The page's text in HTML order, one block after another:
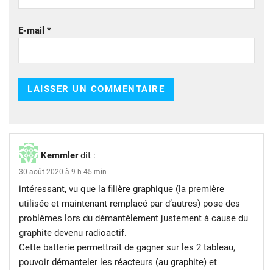
E-mail *
Kemmler dit :
30 août 2020 à 9 h 45 min
intéressant, vu que la filière graphique (la première
utilisée et maintenant remplacé par d’autres) pose des
problèmes lors du démantèlement justement à cause du
graphite devenu radioactif.
Cette batterie permettrait de gagner sur les 2 tableau,
pouvoir démanteler les réacteurs (au graphite) et